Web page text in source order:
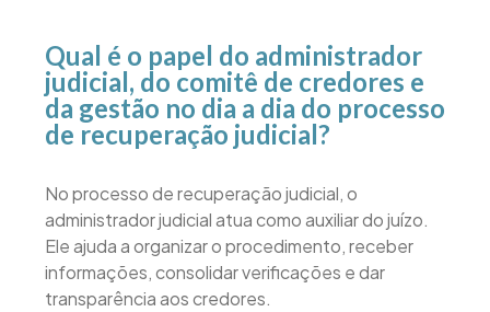
Qual é o papel do administrador
judicial, do comitê de credores e
da gestão no dia a dia do processo
de recuperação judicial?
No processo de recuperação judicial, o
administrador judicial atua como auxiliar do juízo.
Ele ajuda a organizar o procedimento, receber
informações, consolidar verificações e dar
transparência aos credores.